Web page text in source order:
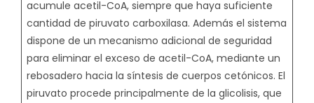
acumule acetil-CoA, siempre que haya suficiente
cantidad de piruvato carboxilasa. Además el sistema
dispone de un mecanismo adicional de seguridad
para eliminar el exceso de acetil-CoA, mediante un
rebosadero hacia la síntesis de cuerpos cetónicos. El
piruvato procede principalmente de la glicolisis, que